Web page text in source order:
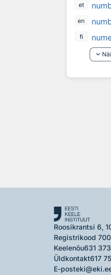
et
en
fi
keyboard_arrow_down
Roosikrantsi 6,
Registrikood
Keelenõu631
Üldkontakt617
E-post